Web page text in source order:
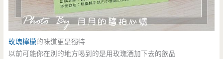
玫瑰檸檬的味道更是獨特
以前可能你在別的地方喝到的是用玫瑰酒加下去的飲品